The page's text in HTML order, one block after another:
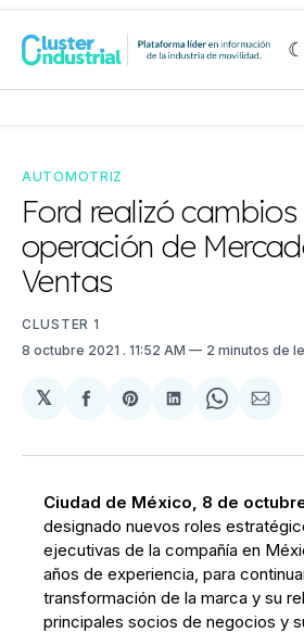
AUTOMOTRIZ
Ford realizó cambios
operación de
Ventas
CLUSTER 1
8 octubre 2021 . 11:52 AM 2 minutos de
𝕏
Compartir
Facebook
Share
Pinterest
Compartir
LinkedIn
Share
Ciudad de México, 8 de
designado nuevos roles
ejecutivas de la compañía en
años de experiencia, para
transformación de la marca y su
principales socios de negocios y